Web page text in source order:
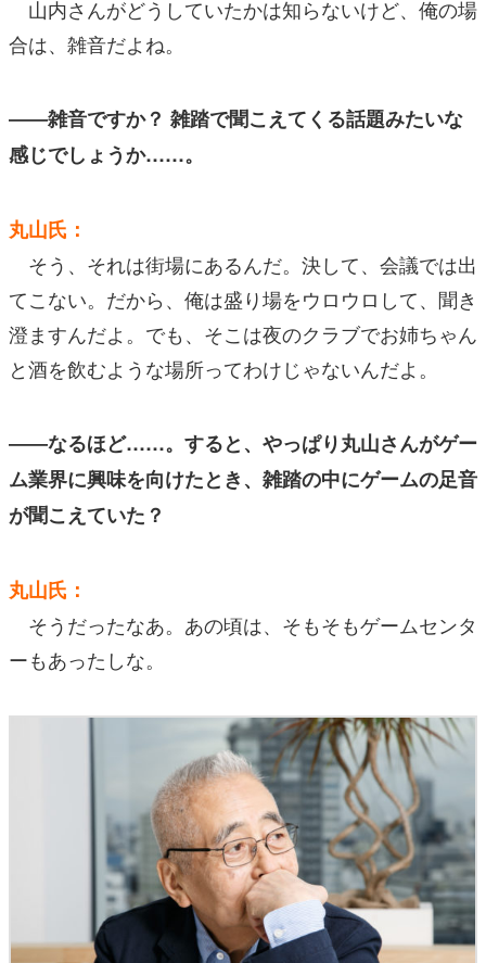
山内さんがどうしていたかは知らないけど、俺の場
合は、雑音だよね。
――雑音ですか？ 雑踏で聞こえてくる話題みたいな
感じでしょうか……。
丸山氏：
そう、それは街場にあるんだ。決して、会議では出
てこない。だから、俺は盛り場をウロウロして、聞き
澄ますんだよ。でも、そこは夜のクラブでお姉ちゃん
と酒を飲むような場所ってわけじゃないんだよ。
――なるほど……。すると、やっぱり丸山さんがゲー
ム業界に興味を向けたとき、雑踏の中にゲームの足音
が聞こえていた？
丸山氏：
そうだったなあ。あの頃は、そもそもゲームセンタ
ーもあったしな。